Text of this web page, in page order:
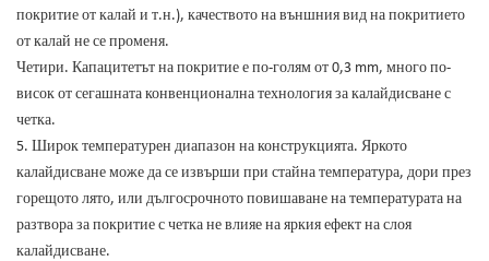
покритие от калай и т.н.), качеството на външния вид на покритието
от калай не се променя.
Четири. Капацитетът на покритие е по-голям от 0,3 mm, много по-
висок от сегашната конвенционална технология за калайдисване с
четка.
5. Широк температурен диапазон на конструкцията. Яркото
калайдисване може да се извърши при стайна температура, дори през
горещото лято, или дългосрочното повишаване на температурата на
разтвора за покритие с четка не влияе на яркия ефект на слоя
калайдисване.